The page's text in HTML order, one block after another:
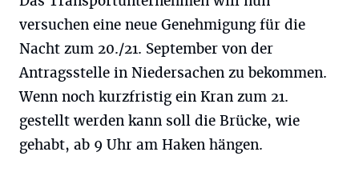
versuchen eine neue Genehmigung für die
Nacht zum 20./21. September von der
Antragsstelle in Niedersachen zu bekommen.
Wenn noch kurzfristig ein Kran zum 21.
gestellt werden kann soll die Brücke, wie
gehabt, ab 9 Uhr am Haken hängen.